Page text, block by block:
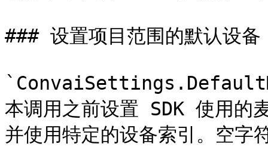
### 设置项目范围的默认设备
本调用之前设置 SDK 使
并使用特定的设备索引。空字